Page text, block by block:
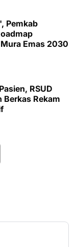
Pemkab
Emas 2030
RSUD
Berkas Rekam